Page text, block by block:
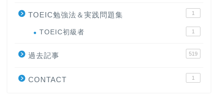
TOEIC勉強法＆実践問題集 1
TOEIC初級者 1
過去記事 519
CONTACT 1